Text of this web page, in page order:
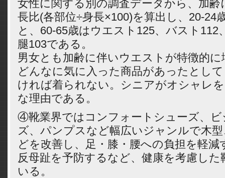
女性に関する別の調査データから、加齢
長比(各部位÷身長×100)を算出し、20-24
と、60-65歳はウエスト125、バスト112
腿103である。
男女とも加齢に伴いウエストが特徴的
どんなに気に入った商品があったとし
ければ着られない。シニアがオシャレ
な理由である。
④靴業界ではコンフォートシューズ、ビ
ズ、パンプスなど幅広いジャンルで木
どを改善し、足・膝・腰への負担を軽
反母趾を予防するなど、健康を考慮し
いる。